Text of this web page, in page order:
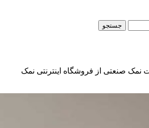
جستجو
صنعتی از فروشگاه اینترنتی نمک